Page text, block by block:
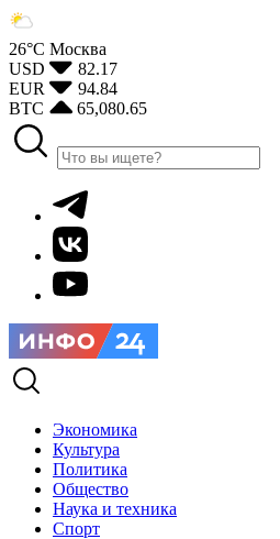
26°С Москва
USD
82.17
EUR
94.84
BTC
65,080.65
Экономика
Культура
Политика
Общество
Наука и техника
Спорт